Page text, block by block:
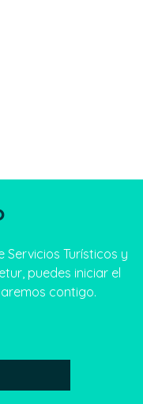
Servicios Turísticos y
puedes iniciar el
contigo.